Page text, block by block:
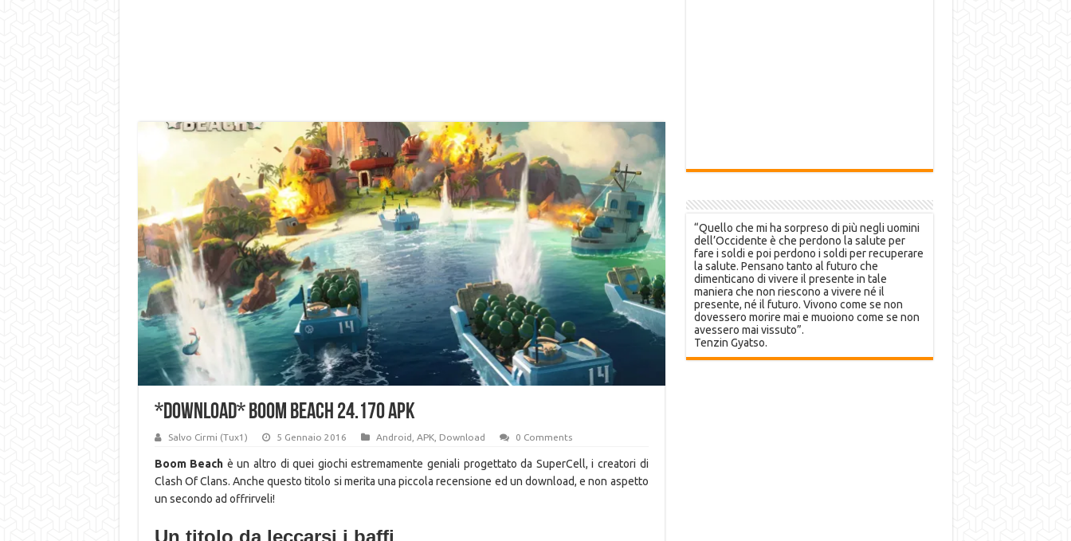
*DOWNLOAD* Boom Beach 24.170 APK
Salvo Cirmi (Tux1) 5 Gennaio 2016 Android APK, Download 0 Comments
Boom Beach è un altro di quei giochi estremamente geniali progettato da SuperCell, i creatori di
Clash Of Clans. Anche questo titolo si merita una piccola recensione ed un download, e non aspetto
un secondo ad offrirveli!
Un titolo da leccarsi i baffi
“Quello che mi ha sorpreso di più negli uomini
dell’Occidente è che perdono la salute per
fare i soldi e poi perdono i soldi per recuperare
la salute. Pensano tanto al futuro che
dimenticano di vivere il presente in tale
maniera che non riescono a vivere né il
presente, né il futuro. Vivono come se non
dovessero morire mai e muoiono come se non
avessero mai vissuto”.
Tenzin Gyatso.